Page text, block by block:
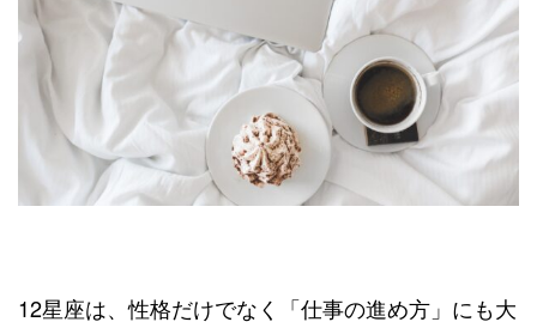
12星座は、性格だけでなく「仕事の進め方」にも大